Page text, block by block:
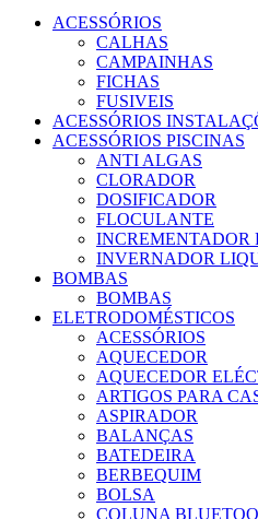
ACESSÓRIOS
CALHAS
CAMPAINHAS
FICHAS
FUSIVEIS
ACESSÓRIOS
ACESSÓRIOS PISCINAS
ANTI ALGAS
CLORADOR
DOSIFICADOR
FLOCULANTE
INCREMENTADOR
INVERNADOR
BOMBAS
BOMBAS
ELETRODOMÉSTICOS
ACESSÓRIOS
AQUECEDOR
AQUECEDOR
ARTIGOS PARA
ASPIRADOR
BALANÇAS
BATEDEIRA
BERBEQUIM
BOLSA
COLUNA